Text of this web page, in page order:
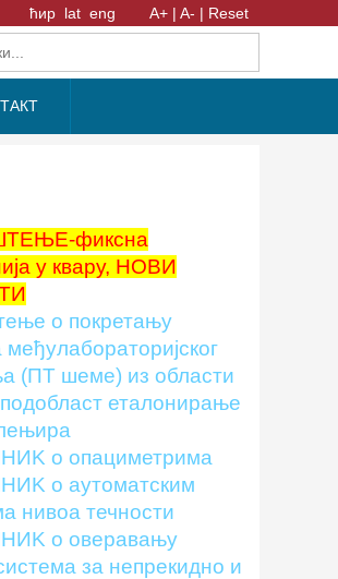
ћир lat eng A+ | A- | Reset
фиксна
у квару, НОВИ
о покретању
међулабораторијског
(ПТ шеме) из области
еталонирање
о опациметрима
о аутоматским
нивоа течности
о оверавању
за непрекидно и